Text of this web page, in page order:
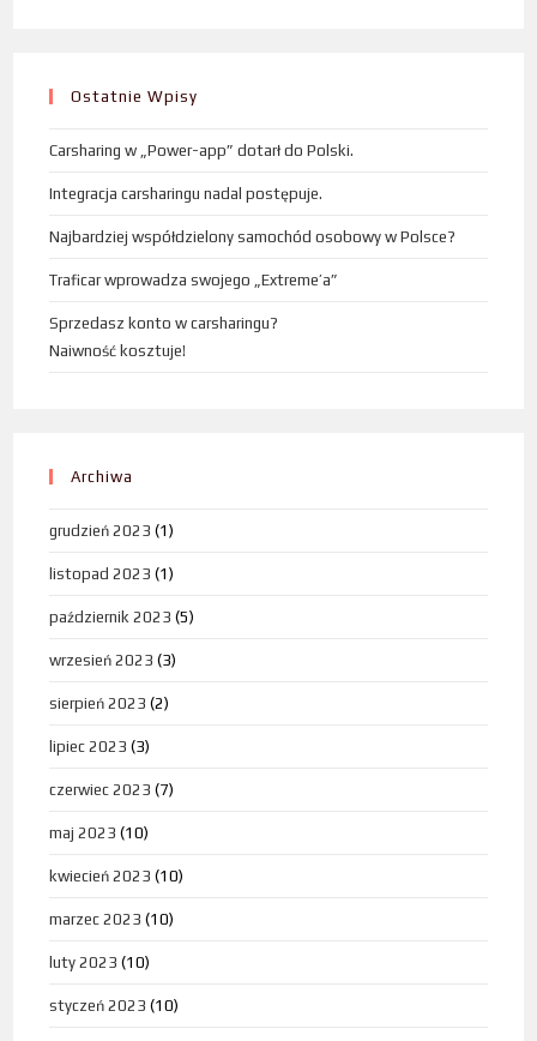
Ostatnie Wpisy
Carsharing w „Power-app” dotarł do Polski.
Integracja carsharingu nadal postępuje.
Najbardziej współdzielony samochód osobowy w Polsce?
Traficar wprowadza swojego „Extreme’a”
Sprzedasz konto w carsharingu?
Naiwność kosztuje!
Archiwa
grudzień 2023 (1)
listopad 2023 (1)
październik 2023 (5)
wrzesień 2023 (3)
sierpień 2023 (2)
lipiec 2023 (3)
czerwiec 2023 (7)
maj 2023 (10)
kwiecień 2023 (10)
marzec 2023 (10)
luty 2023 (10)
styczeń 2023 (10)